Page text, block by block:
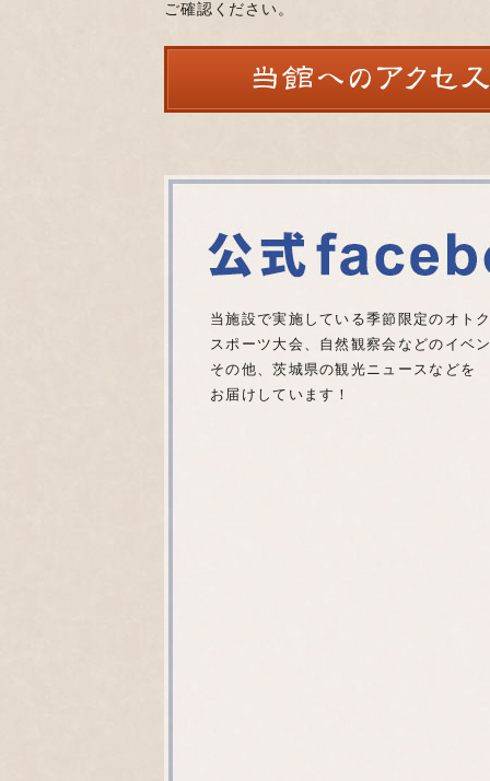
ご確認ください。
当施設で実施している季節限定のオト
スポーツ大会、自然観察会などのイベ
その他、茨城県の観光ニュースなどを
お届けしています！